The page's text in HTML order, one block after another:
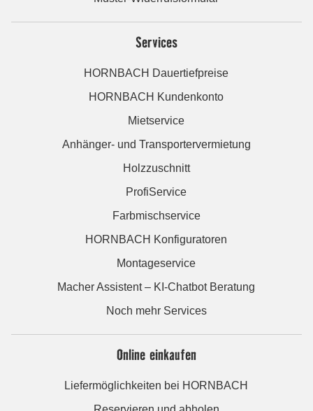
Services
HORNBACH Dauertiefpreise
HORNBACH Kundenkonto
Mietservice
Anhänger- und Transportervermietung
Holzzuschnitt
ProfiService
Farbmischservice
HORNBACH Konfiguratoren
Montageservice
Macher Assistent – KI-Chatbot Beratung
Noch mehr Services
Online einkaufen
Liefermöglichkeiten bei HORNBACH